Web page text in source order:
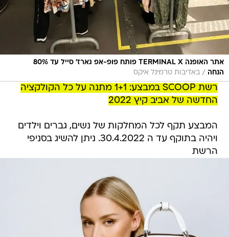
אתר האופנה TERMINAL X פותח פופ-אפ גארז' סייל עד 80%
הנחה / באדיבות טרמינל איקס
רשת SCOOP במבצע: 1+1 מתנה על כל הקולקציה
החדשה של אביב קיץ 2022
המבצע תקף לכל המחלקות של נשים, גברים וילדים
ויהיה בתוקף עד ה 30.4.2022. ניתן להשיג בסניפי
הרשת